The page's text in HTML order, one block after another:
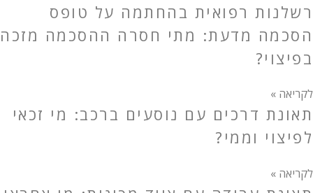
רשלנות רפואית בהחתמה על טופס
הסכמה מדעת: מתי חסרה ההסכמה מזכה
בפיצוי?
לקריאה »
תאונת דרכים עם נוסעים ברכב: מי זכאי
לפיצוי וממי?
לקריאה »